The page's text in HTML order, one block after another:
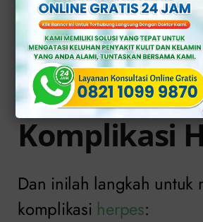
Langkah
Pencegahan
Komplikasi
Dan inilah langkah untuk
komplikasi herpes: